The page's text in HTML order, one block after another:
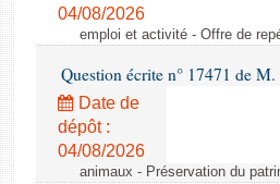
04/08/2026
emploi et activité - Offre de
Question écrite n° 17471 de
Date de
dépôt :
04/08/2026
animaux - Préservation du